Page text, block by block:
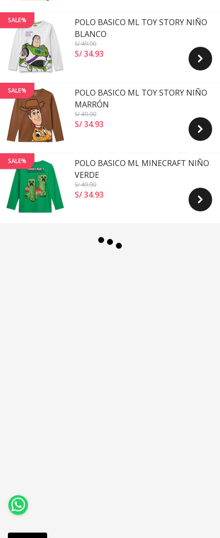
SALE%
POLO BASICO ML TOY STORY NIÑO
BLANCO
S/ 49.90
S/ 34.93
SALE%
POLO BASICO ML TOY STORY NIÑO
MARRÓN
S/ 49.90
S/ 34.93
SALE%
POLO BASICO ML MINECRAFT NIÑO
VERDE
S/ 49.90
S/ 34.93